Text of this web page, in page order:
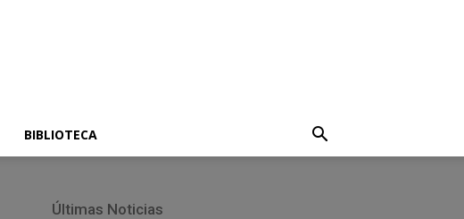
BIBLIOTECA
Últimas Noticias